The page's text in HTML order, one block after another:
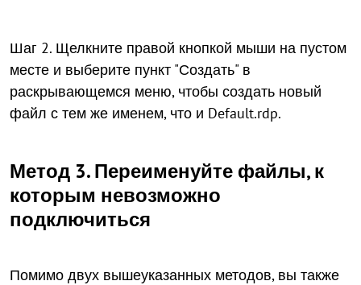
Шаг 2. Щелкните правой кнопкой мыши на пустом
месте и выберите пункт "Создать" в
раскрывающемся меню, чтобы создать новый
файл с тем же именем, что и Default.rdp.
Метод 3. Переименуйте файлы, к
которым невозможно
подключиться
Помимо двух вышеуказанных методов, вы также